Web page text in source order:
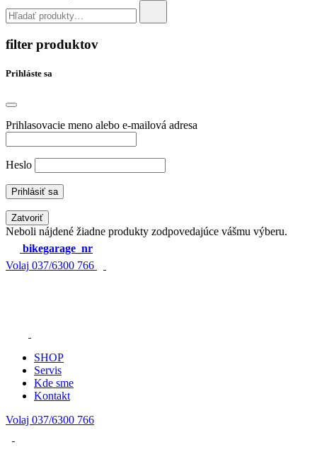
filter produktov
Prihláste sa
Prihlasovacie meno alebo e-mailová adresa
Heslo
Zatvoriť
Neboli nájdené žiadne produkty zodpovedajúce vášmu výberu.
bikegarage_nr
Volaj 037/6300 766
SHOP
Servis
Kde sme
Kontakt
Volaj 037/6300 766